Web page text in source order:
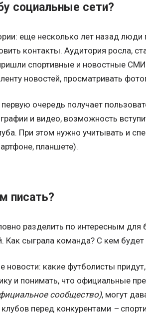
социальные сети?
еще несколько лет назад люди
контакты. Аудитория росла,
спортивные и новостные
новостей, просматривать
очередь получает
и видео, возможность
При этом нужно учитывать и
планшете).
писать?
разделить по интересным
Как сыграла команда? С кем будет
новости: какие футболисты
и понимать, что официальные
сообщество), могут
перед конкурентами –